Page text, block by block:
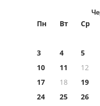
Пн Вт Ср
3
4 5
10
11 12
17
18 19
24
25 26